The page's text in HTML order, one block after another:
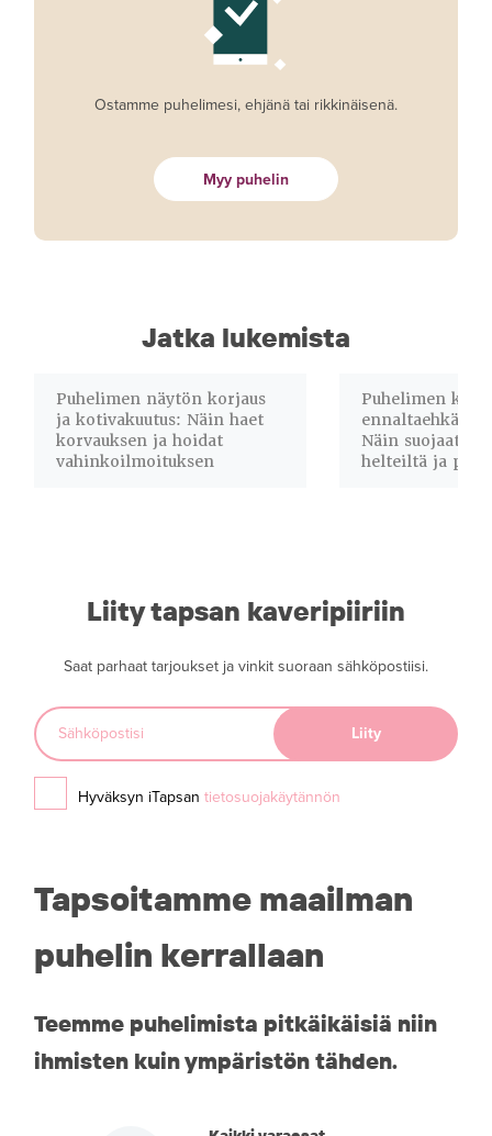
Ostamme puhelimesi, ehjänä tai rikkinäisenä.
Myy puhelin
Jatka lukemista
Puhelimen näytön korjaus
ja kotivakuutus: Näin haet
korvauksen ja hoidat
vahinkoilmoituksen
Puhelimen
Näin suojaat
helteiltä ja
Liity tapsan kaveripiiriin
Saat parhaat tarjoukset ja vinkit suoraan sähköpostiisi.
Hyväksyn iTapsan tietosuojakäytännön
Tapsoitamme maailman
puhelin kerrallaan
Teemme puhelimista pitkäikäisiä niin
ihmisten kuin ympäristön tähden.